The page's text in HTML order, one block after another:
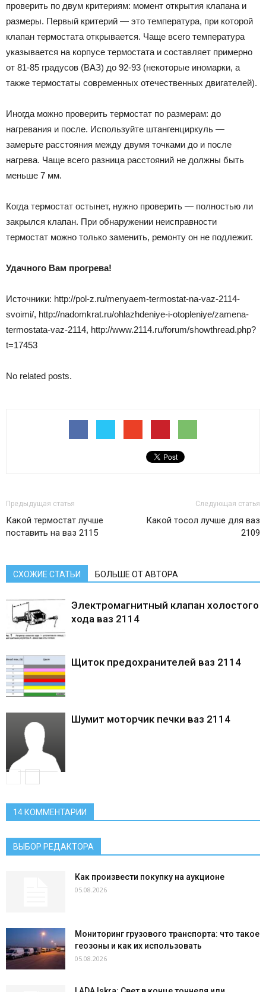
проверить по двум критериям: момент открытия клапана и
размеры. Первый критерий — это температура, при которой
клапан термостата открывается. Чаще всего температура
указывается на корпусе термостата и составляет примерно
от 81-85 градусов (ВАЗ) до 92-93 (некоторые иномарки, а
также термостаты современных отечественных двигателей).
Иногда можно проверить термостат по размерам: до
нагревания и после. Используйте штангенциркуль —
замерьте расстояния между двумя точками до и после
нагрева. Чаще всего разница расстояний не должны быть
меньше 7 мм.
Когда термостат остынет, нужно проверить — полностью ли
закрылся клапан. При обнаружении неисправности
термостат можно только заменить, ремонту он не подлежит.
Удачного Вам прогрева!
Источники: http://pol-z.ru/menyaem-termostat-na-vaz-2114-
svoimi/, http://nadomkrat.ru/ohlazhdeniye-i-otopleniye/zamena-
termostata-vaz-2114, http://www.2114.ru/forum/showthread.php?
t=17453
No related posts.
Предыдущая статья
Какой термостат лучше
поставить на ваз 2115
Следующая статья
Какой тосол лучше для ваз
2109
СХОЖИЕ СТАТЬИ БОЛЬШЕ ОТ АВТОРА
Электромагнитный клапан холостого
хода ваз 2114
Щиток предохранителей ваз 2114
Шумит моторчик печки ваз 2114
14 КОММЕНТАРИИ
ВЫБОР РЕДАКТОРА
Как произвести покупку на аукционе
05.08.2026
Мониторинг грузового транспорта: что такое
геозоны и как их использовать
05.08.2026